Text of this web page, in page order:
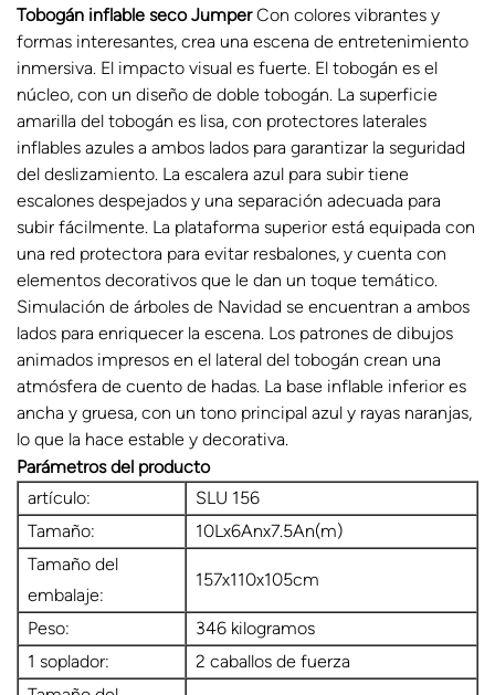
Tobogán inflable seco JumperCon colores vibrantes y
formas interesantes, crea una escena de entretenimiento
inmersiva. El impacto visual es fuerte. El tobogán es el
núcleo, con un diseño de doble tobogán. La superficie
amarilla del tobogán es lisa, con protectores laterales
inflables azules a ambos lados para garantizar la seguridad
del deslizamiento. La escalera azul para subir tiene
escalones despejados y una separación adecuada para
subir fácilmente. La plataforma superior está equipada con
una red protectora para evitar resbalones, y cuenta con
elementos decorativos que le dan un toque temático.
Simulación de árboles de Navidad se encuentran a ambos
lados para enriquecer la escena. Los patrones de dibujos
animados impresos en el lateral del tobogán crean una
atmósfera de cuento de hadas. La base inflable inferior es
ancha y gruesa, con un tono principal azul y rayas naranjas,
lo que la hace estable y decorativa.
Parámetros del producto
artículo:
SLU 156
Tamaño:
10Lx6Anx7.5An(m)
Tamaño del
embalaje:
157x110x105cm
Peso:
346 kilogramos
1 soplador:
2 caballos de fuerza